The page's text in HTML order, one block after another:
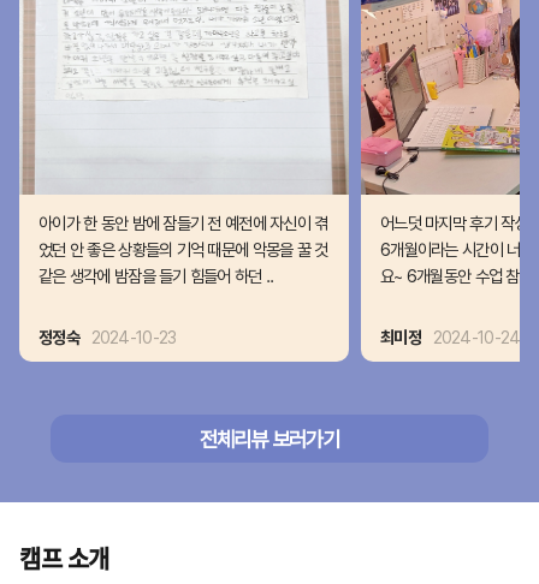
아이가 한 동안 밤에 잠들기 전 예전에 자신이 겪
었던 안 좋은 상황들의 기억 때문에 악몽을 꿀 것
같은 생각에 밤잠을 들기 힘들어 하던 ..
정정숙 2024-10-23
어느덧 마지막 후기 작성
6개월이라는 시간이 너무
요~ 6개월동안 수업 참여
최미정 2024-10-24
전체리뷰 보러가기
캠프 소개